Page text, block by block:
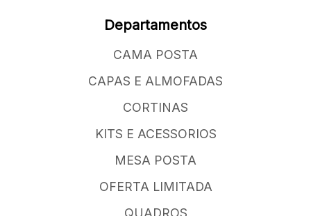
Departamentos
CAMA POSTA
CAPAS E ALMOFADAS
CORTINAS
KITS E ACESSORIOS
MESA POSTA
OFERTA LIMITADA